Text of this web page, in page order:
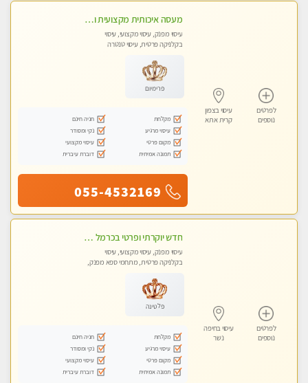
לפרטים
נוספים
עיסוי בצפון
קרית אתא
מעסה איכותית מקצועית ומפנקת מאוד פרטי מומלץ בחום
עיסוי מפנק, עיסוי מקצועי, עיסוי
בקלניקה פרטית, עיסוי טנטרה
פרימיום
מקלחת
חניה חינם
עיסוי מרגיע
נקי ומסודר
מקום פרטי
עיסוי מקצועי
תמונה אמיתית
דוברת עיברית
055-4532169
לפרטים
נוספים
עיסוי בחיפה
נשר
חדש יוקרתי ופרטי בכרמל חיפה! פנקו את עצמכם ברוגע פינוק וחוויה בלתי נשכחת באווירה נעימה ...ללא מין !
עיסוי מפנק, עיסוי מקצועי, עיסוי
בקלניקה פרטית, מתחמי ספא מפנק,
פלטינה
מקלחת
חניה חינם
עיסוי מרגיע
נקי ומסודר
מקום פרטי
עיסוי מקצועי
תמונה אמיתית
דוברת עיברית